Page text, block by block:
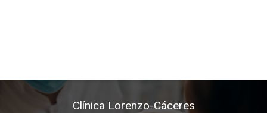
Clínica Lorenzo-Cáceres